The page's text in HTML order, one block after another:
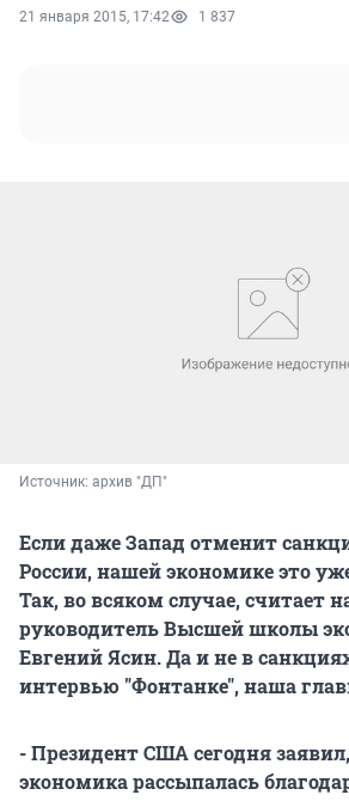
21 января 2015, 17:42 1 837
Источник: архив "ДП"
Если даже Запад отменит
России, нашей экономике это
Так, во всяком случае, считает
руководитель Высшей школы
Евгений Ясин. Да и не в
интервью "Фонтанке", наша
- Президент США сегодня
экономика рассыпалась